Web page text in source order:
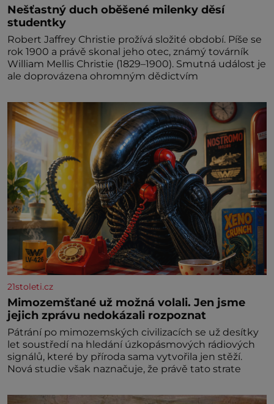
Nešťastný duch oběšené milenky děsí
studentky
Robert Jaffrey Christie prožívá složité období. Píše se
rok 1900 a právě skonal jeho otec, známý továrník
William Mellis Christie (1829–1900). Smutná událost je
ale doprovázena ohromným dědictvím
21stoleti.cz
Mimozemšťané už možná volali. Jen jsme
jejich zprávu nedokázali rozpoznat
Pátrání po mimozemských civilizacích se už desítky
let soustředí na hledání úzkopásmových rádiových
signálů, které by příroda sama vytvořila jen stěží.
Nová studie však naznačuje, že právě tato strate